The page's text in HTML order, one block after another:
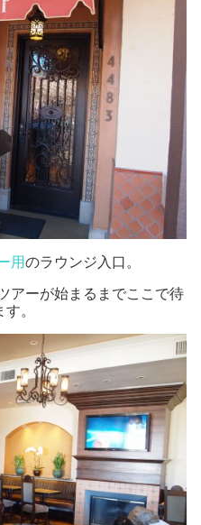
用のラウンジ入口。
アーが始まるまでここで待
。